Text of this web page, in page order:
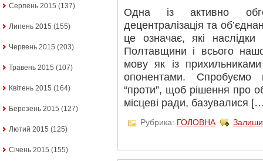
Серпень 2015 (137)
Липень 2015 (155)
Червень 2015 (203)
Травень 2015 (107)
Квітень 2015 (164)
Березень 2015 (127)
Лютий 2015 (125)
Січень 2015 (155)
Одна із активно
децентралізація та
це означає, які
Полтавщини і всього
мову як із
опонентами. Спробуємо
“проти”, щоб рішення про
місцеві ради, базувалися
Рубрика: ГОЛОВНА